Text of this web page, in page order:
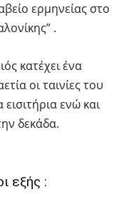
ερμηνείας στο
.
κατέχει ένα
οι ταινίες του
ενώ και
δεκάδα.
εξής :